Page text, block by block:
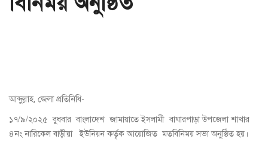
আব্দুল্লাহ, জেলা প্রতিনিধি-
১৭/৯/২০২৫ বুধবার বাংলাদেশ জামায়াতে ইসলামী বাঘারপাড়া উপজেলা শাখার
৪নং নারিকেল বাড়ীয়া ইউনিয়ন কর্তৃক আয়োজিত মতবিনিময় সভা অনুষ্ঠিত হয়।